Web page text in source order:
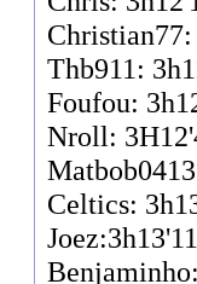
Thb911:
Foufou:
Nroll:
Celtics: